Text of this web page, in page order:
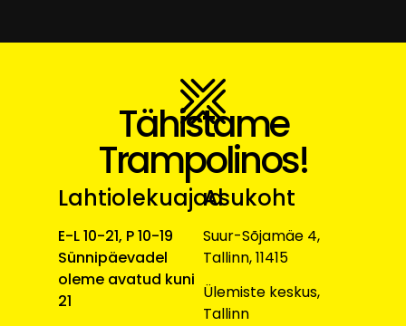
Tähistame
Trampolinos!
Lahtiolekuajad
E-L 10-21, P 10-19
Sünnipäevadel
oleme avatud kuni
21
Asukoht
Suur-Sõjamäe 4,
Tallinn, 11415
Ülemiste keskus,
Tallinn